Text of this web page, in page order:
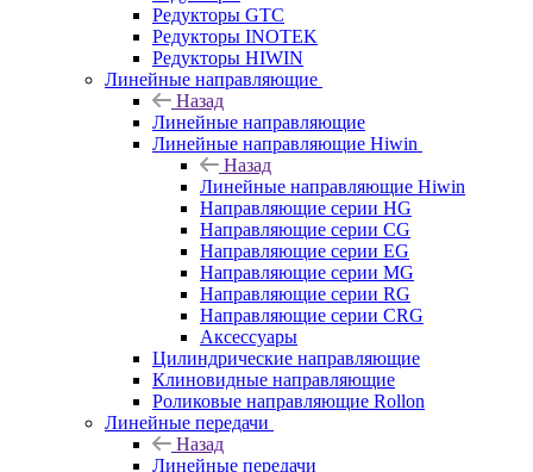
Редукторы GTC
Редукторы INOTEK
Редукторы HIWIN
Линейные направляющие
Назад
Линейные направляющие
Линейные направляющие Hiwin
Назад
Линейные направляющие Hiwin
Направляющие серии HG
Направляющие серии CG
Направляющие серии EG
Направляющие серии MG
Направляющие серии RG
Направляющие серии CRG
Аксессуары
Цилиндрические направляющие
Клиновидные направляющие
Роликовые направляющие Rollon
Линейные передачи
Назад
Линейные передачи